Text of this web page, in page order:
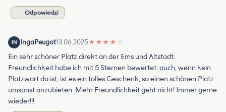
Odpowiedzi
IN IngaPeugot13.06.2025★ ★ ★ ★ ★
Ein sehr schöner Platz direkt an der Ems und Altstadt.
Freundlichkeit habe ich mit 5 Sternen bewertet: auch, wenn kein
Platzwart da ist, ist es ein tolles Geschenk, so einen schönen Platz
umsonst anzubieten. Mehr Freundlichkeit geht nicht! Immer gerne
wieder!!!